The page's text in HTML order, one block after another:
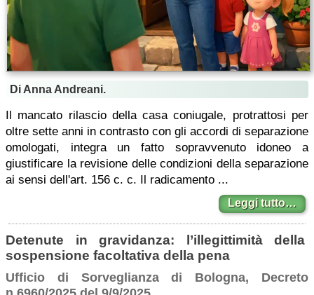
Di Anna Andreani.
Il mancato rilascio della casa coniugale, protrattosi per
oltre sette anni in contrasto con gli accordi di separazione
omologati, integra un fatto sopravvenuto idoneo a
giustificare la revisione delle condizioni della separazione
ai sensi dell'art. 156 c. c. Il radicamento ...
Leggi tutto…
Detenute in gravidanza: l’illegittimità della
sospensione facoltativa della pena
Ufficio di Sorveglianza di Bologna, Decreto